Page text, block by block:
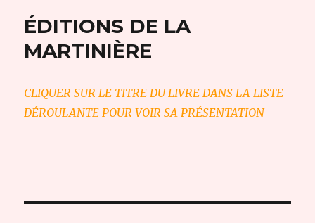
ÉDITIONS DE LA
MARTINIÈRE
CLIQUER SUR LE TITRE DU LIVRE DANS LA LISTE
DÉROULANTE POUR VOIR SA PRÉSENTATION